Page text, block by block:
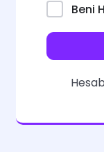
Beni